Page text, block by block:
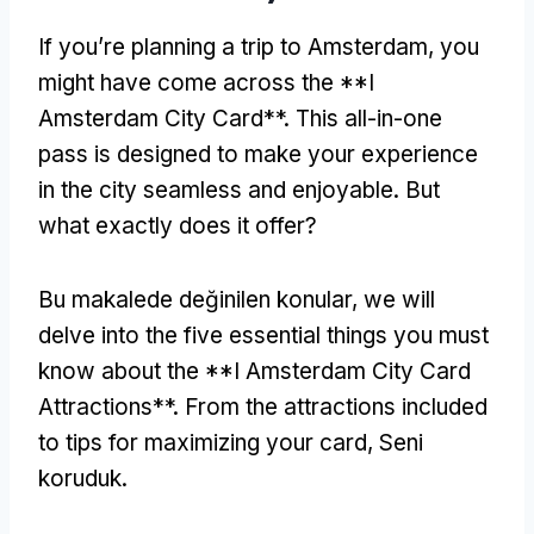
If you’re planning a trip to Amsterdam, you
might have come across the **I
Amsterdam City Card**. This all-in-one
pass is designed to make your experience
in the city seamless and enjoyable. But
what exactly does it offer?
Bu makalede değinilen konular, we will
delve into the five essential things you must
know about the **I Amsterdam City Card
Attractions**. From the attractions included
to tips for maximizing your card, Seni
koruduk.